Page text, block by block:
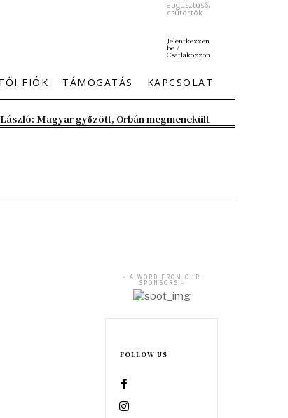
augusztus6,
csütörtök
Jelentkezzen
be /
Csatlakozzon
FIÓK TÁMOGATÁS KAPCSOLAT
Magyar győzött, Orbán megmenekült
- A WORD FROM OUR
SPONSORS -
FOLLOW US